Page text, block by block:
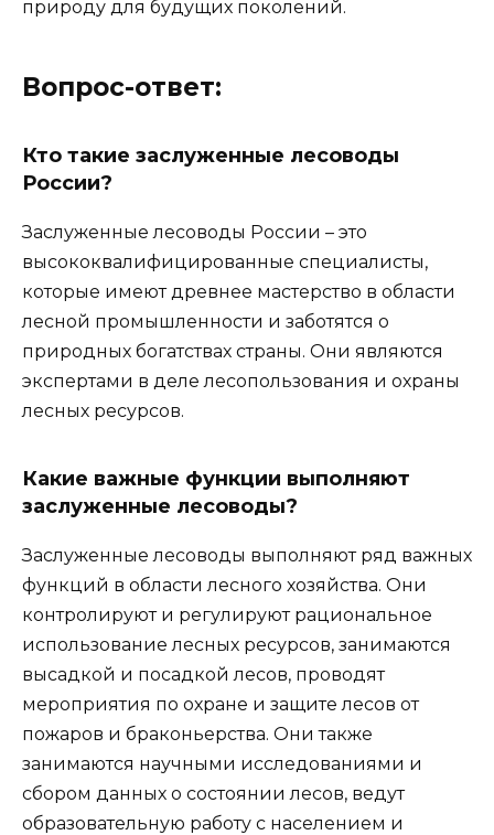
природу для будущих поколений.
Вопрос-ответ:
Кто такие заслуженные лесоводы
России?
Заслуженные лесоводы России – это
высококвалифицированные специалисты,
которые имеют древнее мастерство в области
лесной промышленности и заботятся о
природных богатствах страны. Они являются
экспертами в деле лесопользования и охраны
лесных ресурсов.
Какие важные функции выполняют
заслуженные лесоводы?
Заслуженные лесоводы выполняют ряд важных
функций в области лесного хозяйства. Они
контролируют и регулируют рациональное
использование лесных ресурсов, занимаются
высадкой и посадкой лесов, проводят
мероприятия по охране и защите лесов от
пожаров и браконьерства. Они также
занимаются научными исследованиями и
сбором данных о состоянии лесов, ведут
образовательную работу с населением и